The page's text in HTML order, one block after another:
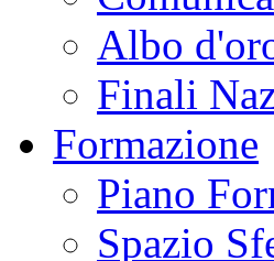
Albo
Finali
Formazione
Piano
Spazio